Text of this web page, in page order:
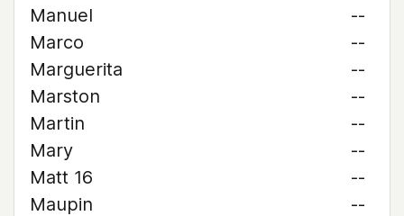
Manuel
--
Marco
--
Marguerita
--
Marston
--
Martin
--
Mary
--
Matt 16
--
Maupin
--